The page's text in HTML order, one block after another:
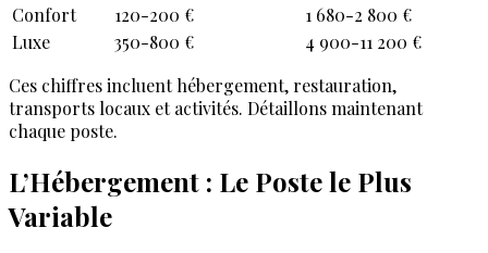
Confort
120-200 €
1 680-2 800 €
Luxe
350-800 €
4 900-11 200 €
Ces chiffres incluent hébergement, restauration,
transports locaux et activités. Détaillons maintenant
chaque poste.
L’Hébergement : Le Poste le Plus
Variable